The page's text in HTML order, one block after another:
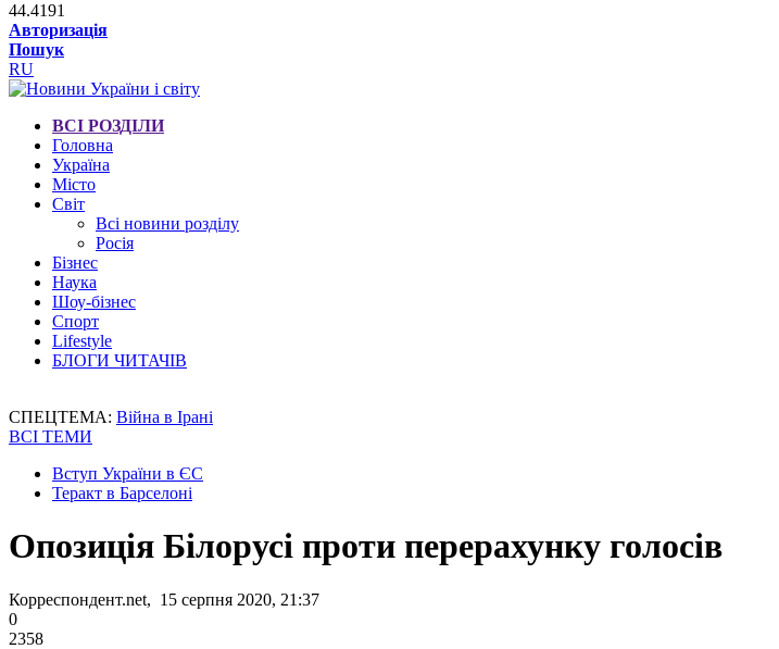
44.4191
Авторизація
Пошук
RU
ВСІ РОЗДІЛИ
Головна
Україна
Місто
Світ
Всі новини розділу
Росія
Бізнес
Наука
Шоу-бізнес
Спорт
Lifestyle
БЛОГИ ЧИТАЧІВ
СПЕЦТЕМА: Війна в Ірані
ВСІ ТЕМИ
Вступ України в ЄС
Теракт в Барселоні
Опозиція Білорусі проти перерахунку голосів
Корреспондент.net, 15 серпня 2020, 21:37
0
2358